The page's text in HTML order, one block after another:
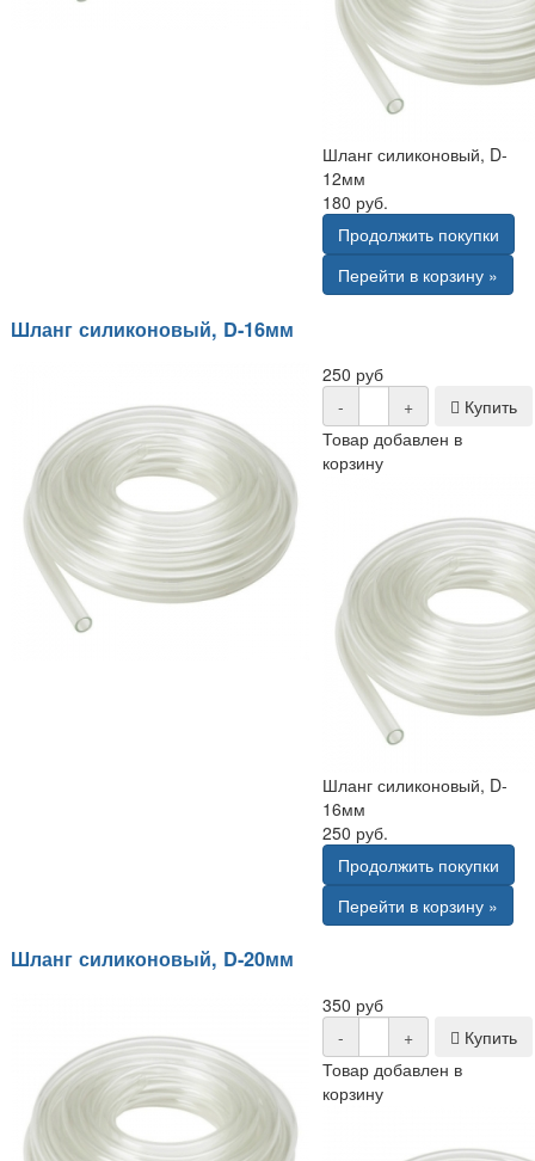
Шланг силиконовый, D-
12мм
180 руб.
Продолжить покупки
Перейти в корзину »
Шланг силиконовый, D-16мм
250 руб
-
+
Купить
Товар добавлен в
корзину
Шланг силиконовый, D-
16мм
250 руб.
Продолжить покупки
Перейти в корзину »
Шланг силиконовый, D-20мм
350 руб
-
+
Купить
Товар добавлен в
корзину